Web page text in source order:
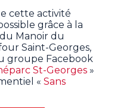
cette activité
grâce à la
Manoir du
Saint-Georges,
groupe Facebook
St-Georges »
«Sans